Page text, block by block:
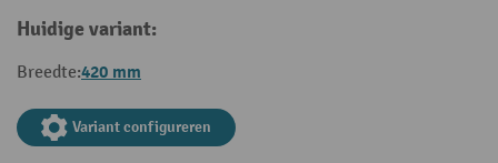
Huidige variant:
Breedte:420 mm
Variant configureren